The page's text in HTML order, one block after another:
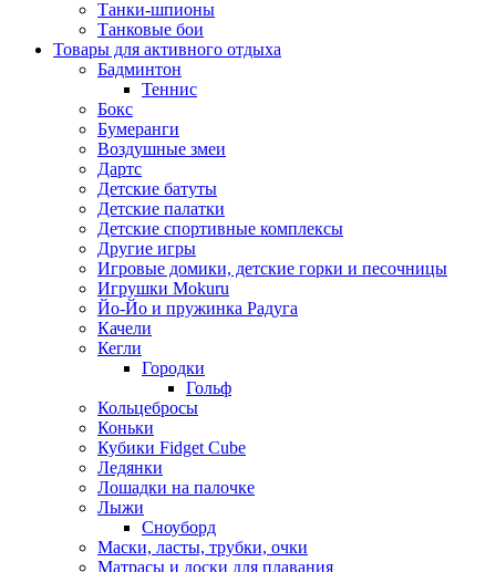
Танки-шпионы
Танковые бои
Товары для активного отдыха
Бадминтон
Теннис
Бокс
Бумеранги
Воздушные змеи
Дартс
Детские батуты
Детские палатки
Детские спортивные комплексы
Другие игры
Игровые домики, детские горки и песочницы
Игрушки Mokuru
Йо-Йо и пружинка Радуга
Качели
Кегли
Городки
Гольф
Кольцебросы
Коньки
Кубики Fidget Cube
Ледянки
Лошадки на палочке
Лыжи
Сноуборд
Маски, ласты, трубки, очки
Матрасы и доски для плавания